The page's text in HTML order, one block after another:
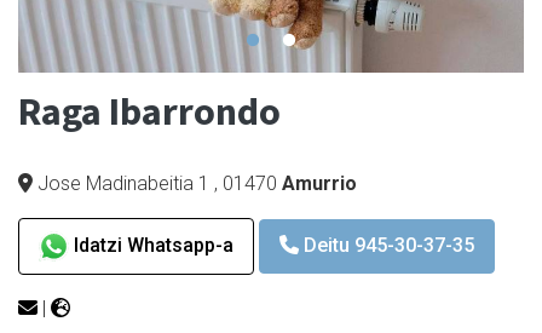
Raga Ibarrondo
Jose Madinabeitia 1 , 01470 Amurrio
Idatzi Whatsapp-a Deitu 945-30-37-35
|